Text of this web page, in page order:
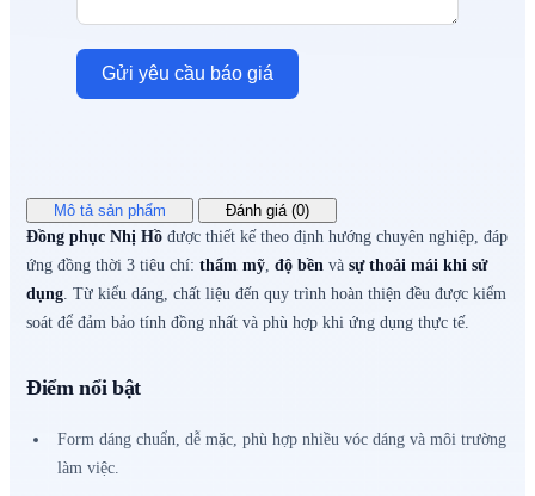
Gửi yêu cầu báo giá
Mô tả sản phẩm
Đánh giá (0)
Đồng phục Nhị Hồ được thiết kế theo định hướng chuyên nghiệp, đáp
ứng đồng thời 3 tiêu chí: thẩm mỹ độ bền và sự thoải mái khi sử
dụng . Từ kiểu dáng, chất liệu đến quy trình hoàn thiện đều được kiểm
soát để đảm bảo tính đồng nhất và phù hợp khi ứng dụng thực tế.
Điểm nổi bật
Form dáng chuẩn, dễ mặc, phù hợp nhiều vóc dáng và môi trường
làm việc.